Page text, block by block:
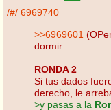
/#/ 6969740
>>6969601
dormir:
RONDA 2
Si tus dados
derecho, le
>y pasas a la